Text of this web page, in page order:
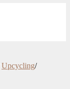
Upcycling/